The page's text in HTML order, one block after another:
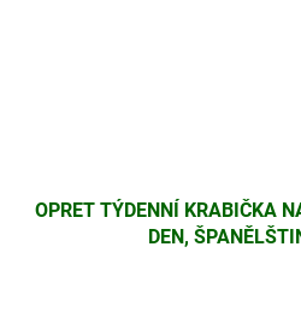
OPRET TÝDENNÍ KRABIČKA
DEN,